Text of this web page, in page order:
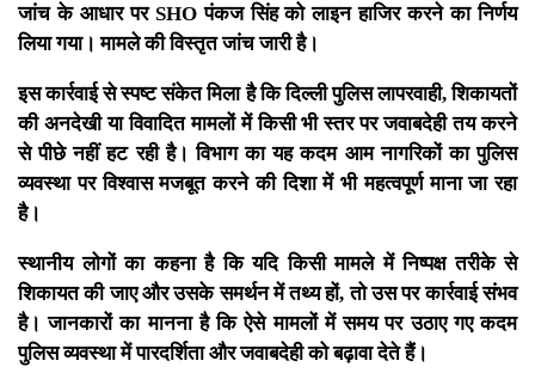
जांच के आधार पर SHO पंकज सिंह को लाइन हाजिर करने का निर्णय
लिया गया। मामले की विस्तृत जांच जारी है।
इस कार्रवाई से स्पष्ट संकेत मिला है कि दिल्ली पुलिस लापरवाही, शिकायतों
की अनदेखी या विवादित मामलों में किसी भी स्तर पर जवाबदेही तय करने
से पीछे नहीं हट रही है। विभाग का यह कदम आम नागरिकों का पुलिस
व्यवस्था पर विश्वास मजबूत करने की दिशा में भी महत्वपूर्ण माना जा रहा
है।
स्थानीय लोगों का कहना है कि यदि किसी मामले में निष्पक्ष तरीके से
शिकायत की जाए और उसके समर्थन में तथ्य हों, तो उस पर कार्रवाई संभव
है। जानकारों का मानना है कि ऐसे मामलों में समय पर उठाए गए कदम
पुलिस व्यवस्था में पारदर्शिता और जवाबदेही को बढ़ावा देते हैं।